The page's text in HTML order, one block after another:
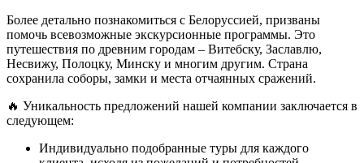
Более детально познакомиться с Белоруссией, призваны
помочь всевозможные экскурсионные программы. Это
путешествия по древним городам – Витебску, Заславлю,
Несвижу, Полоцку, Минску и многим другим. Страна
сохранила соборы, замки и места отчаянных сражений.
🔥 Уникальность предложений нашей компании заключается в
следующем:
Индивидуально подобранные туры для каждого